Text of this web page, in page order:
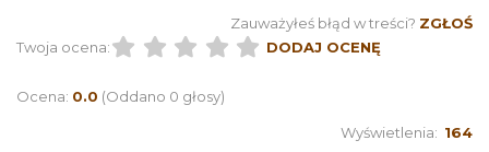
2026-08-16
0.11 km
Zauważyłeś błąd w treści? ZGŁOŚ
Twoja ocena:
DODAJ OCENĘ
Ocena: 0.0 (Oddano 0 głosy)
Wyświetlenia: 164